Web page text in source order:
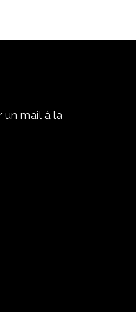
mail à la